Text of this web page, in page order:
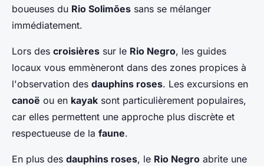
boueuses du Rio Solimões sans se mélanger
immédiatement.
Lors des croisières sur le Rio Negro, les guides
locaux vous emmèneront dans des zones propices à
l'observation des dauphins roses. Les excursions en
canoë ou en kayak sont particulièrement populaires,
car elles permettent une approche plus discrète et
respectueuse de la faune.
En plus des dauphins roses, le Rio Negro abrite une